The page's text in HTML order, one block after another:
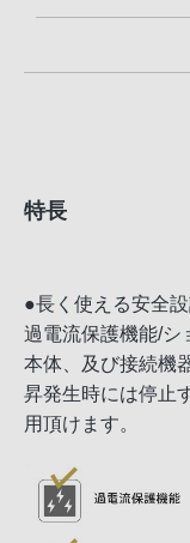
特長
●長く使える安全
過電流保護機能/シ
本体、及び接続機
昇発生時には停止
用頂けます。